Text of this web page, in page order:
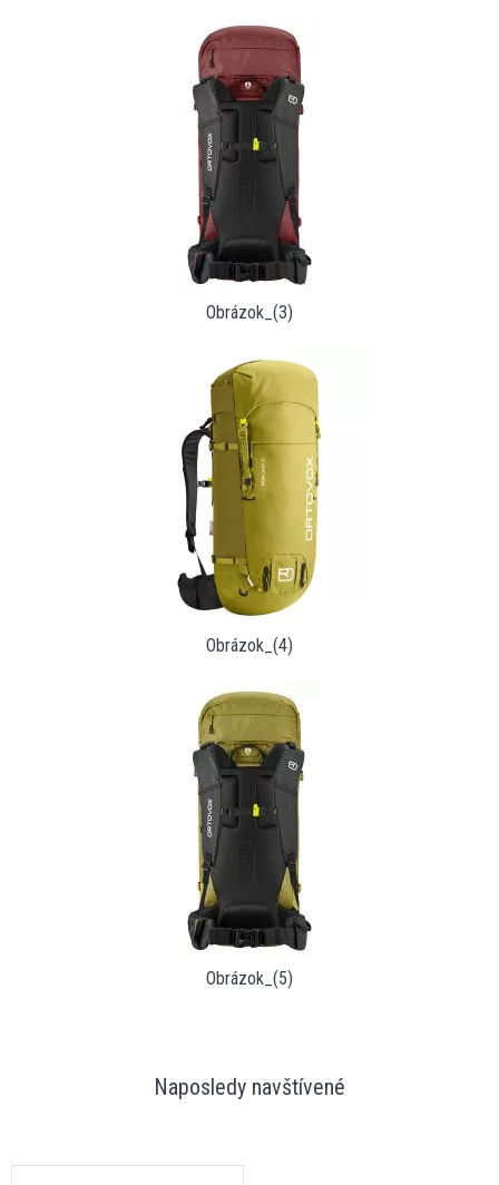
Obrázok_(3)
Obrázok_(4)
Obrázok_(5)
Naposledy navštívené